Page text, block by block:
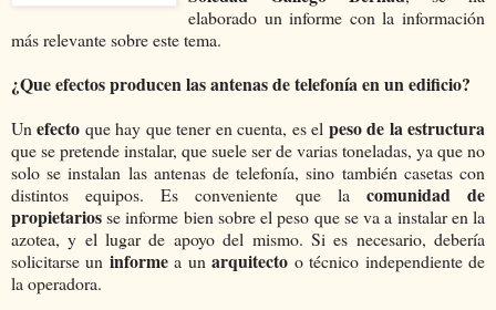
elaborado un informe con la información
más relevante sobre este tema.
¿Que efectos producen las antenas de telefonía en un edificio?
Unefecto que hay que tener en cuenta, es el peso de la estructura
que se pretende instalar, que suele ser de varias toneladas, ya que no
solo se instalan las antenas de telefonía, sino también casetas con
distintos equipos. Es conveniente que la comunidad de
propietariosse informe bien sobre el peso que se va a instalar en la
azotea, y el lugar de apoyo del mismo. Si es necesario, debería
solicitarse un informea unarquitecto o técnico independiente de
la operadora.